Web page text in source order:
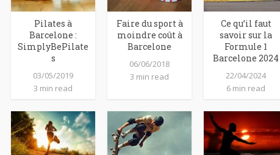
Pilates à
Barcelone :
SimplyBePilate
s
03/05/2019
3 min read
Faire du sport à
moindre coût à
Barcelone
06/06/2018
3 min read
Ce qu’il faut
savoir sur la
Formule 1
Barcelone 2024
22/04/2024
6 min read